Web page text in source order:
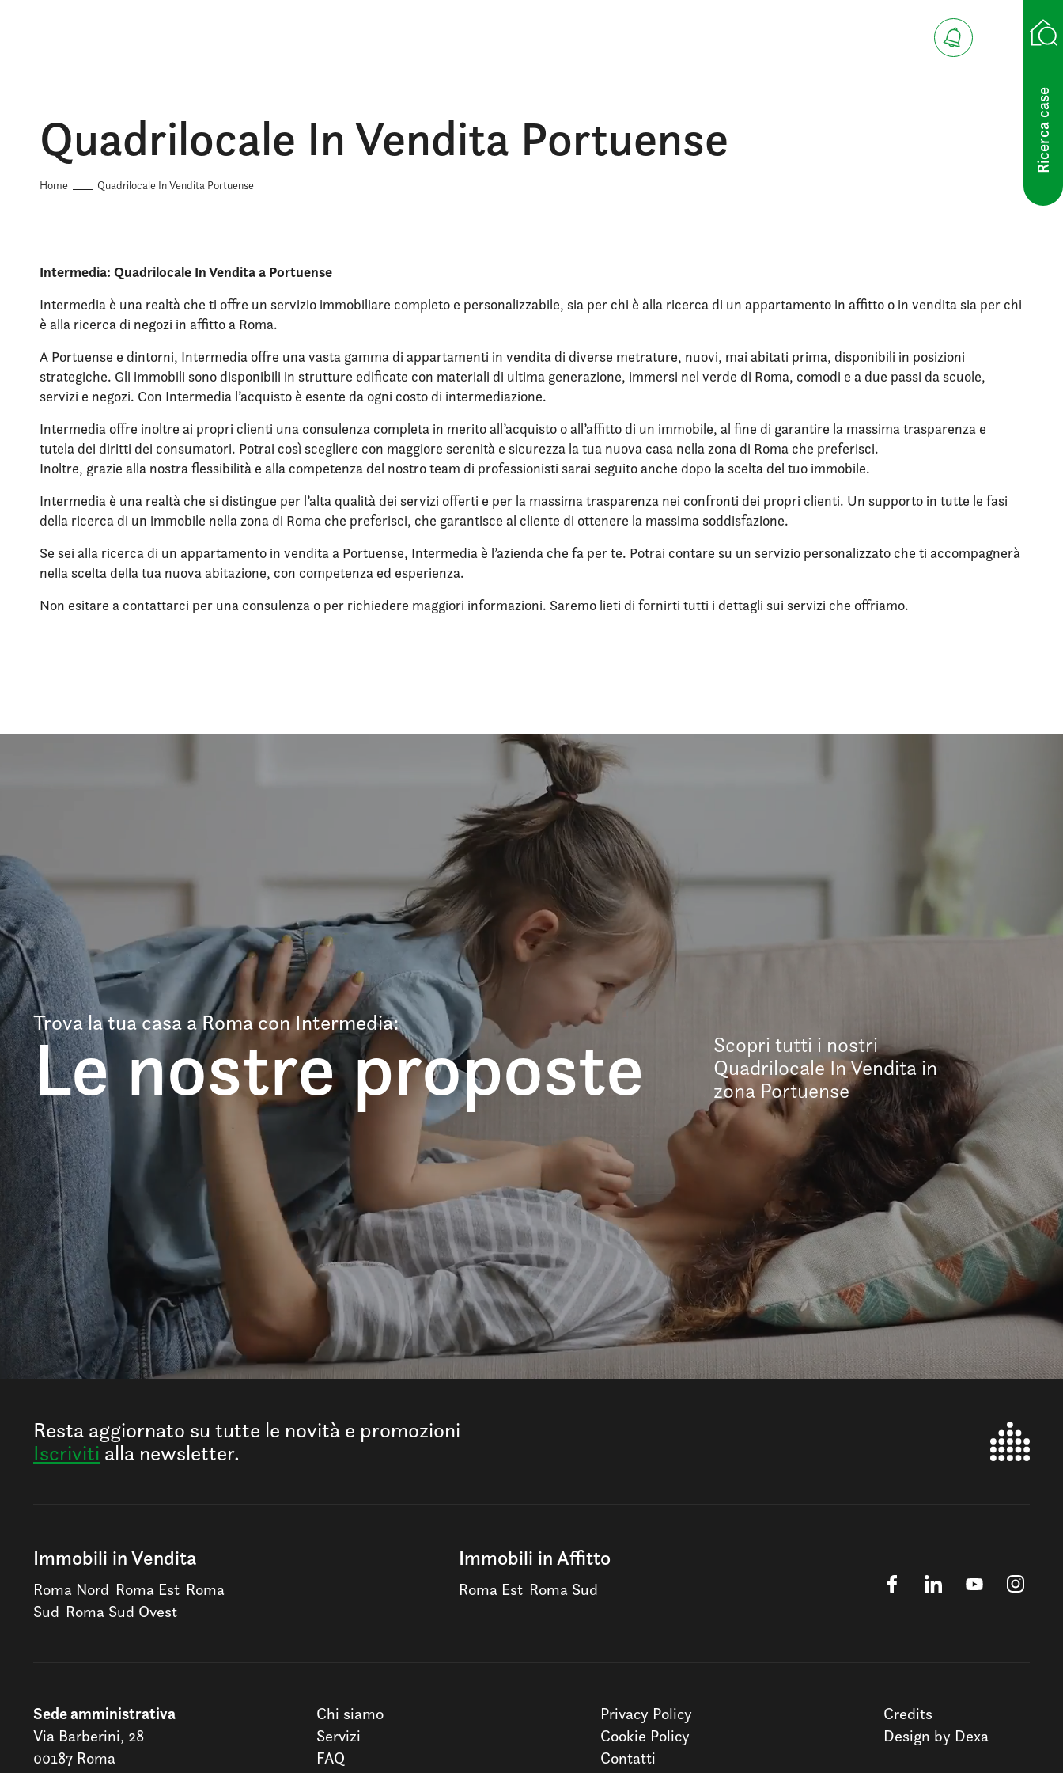
Ricerca case
Quadrilocale In Vendita Portuense
Home Quadrilocale In Vendita Portuense
Intermedia: Quadrilocale In Vendita a Portuense
Intermedia è una realtà che ti offre un servizio immobiliare completo e personalizzabile, sia per chi è alla ricerca di un appartamento in affitto o in vendita sia per chi
è alla ricerca di negozi in affitto a Roma.
A Portuense e dintorni, Intermedia offre una vasta gamma di appartamenti in vendita di diverse metrature, nuovi, mai abitati prima, disponibili in posizioni
strategiche. Gli immobili sono disponibili in strutture edificate con materiali di ultima generazione, immersi nel verde di Roma, comodi e a due passi da scuole,
servizi e negozi. Con Intermedia l’acquisto è esente da ogni costo di intermediazione.
Intermedia offre inoltre ai propri clienti una consulenza completa in merito all’acquisto o all’affitto di un immobile, al fine di garantire la massima trasparenza e
tutela dei diritti dei consumatori. Potrai così scegliere con maggiore serenità e sicurezza la tua nuova casa nella zona di Roma che preferisci.
Inoltre, grazie alla nostra flessibilità e alla competenza del nostro team di professionisti sarai seguito anche dopo la scelta del tuo immobile.
Intermedia è una realtà che si distingue per l’alta qualità dei servizi offerti e per la massima trasparenza nei confronti dei propri clienti. Un supporto in tutte le fasi
della ricerca di un immobile nella zona di Roma che preferisci, che garantisce al cliente di ottenere la massima soddisfazione.
Se sei alla ricerca di un appartamento in vendita a Portuense, Intermedia è l’azienda che fa per te. Potrai contare su un servizio personalizzato che ti accompagnerà
nella scelta della tua nuova abitazione, con competenza ed esperienza.
Non esitare a contattarci per una consulenza o per richiedere maggiori informazioni. Saremo lieti di fornirti tutti i dettagli sui servizi che offriamo.
Trova la tua casa a Roma con Intermedia:
Le nostre proposte
Scopri tutti i nostri
Quadrilocale In Vendita in
zona Portuense
Resta aggiornato su tutte le novità e promozioni
Iscriviti alla newsletter.
Immobili in Vendita
Roma Nord Roma Est Roma
Sud Roma Sud Ovest
Immobili in Affitto
Roma Est Roma Sud
Sede amministrativa
Via Barberini, 28
00187 Roma
Chi siamo
Servizi
FAQ
Privacy Policy
Cookie Policy
Contatti
Credits
Design by Dexa